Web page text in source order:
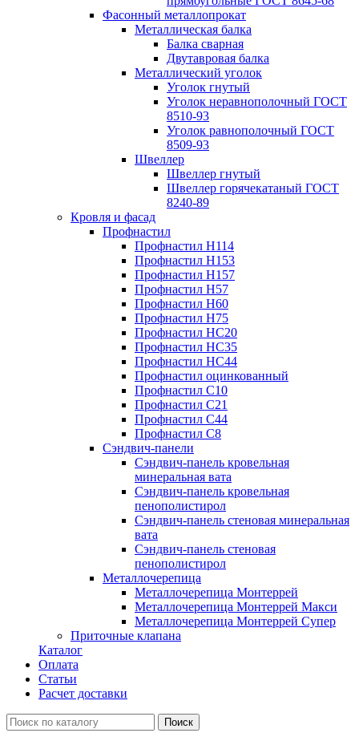
Фасонный металлопрокат
Металлическая балка
Балка сварная
Двутавровая балка
Металлический уголок
Уголок гнутый
Уголок неравнополочный ГОСТ
8510-93
Уголок равнополочный ГОСТ
8509-93
Швеллер
Швеллер гнутый
Швеллер горячекатаный ГОСТ
8240-89
Кровля и фасад
Профнастил
Профнастил Н114
Профнастил Н153
Профнастил Н157
Профнастил Н57
Профнастил Н60
Профнастил Н75
Профнастил НС20
Профнастил НС35
Профнастил НС44
Профнастил оцинкованный
Профнастил С10
Профнастил С21
Профнастил С44
Профнастил С8
Сэндвич-панели
Сэндвич-панель кровельная
минеральная вата
Сэндвич-панель кровельная
пенополистирол
Сэндвич-панель стеновая минеральная
вата
Сэндвич-панель стеновая
пенополистирол
Металлочерепица
Металлочерепица Монтеррей
Металлочерепица Монтеррей Макси
Металлочерепица Монтеррей Супер
Приточные клапана
Каталог
Оплата
Статьи
Расчет доставки